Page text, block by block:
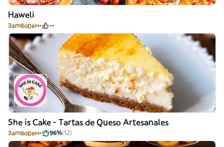
Haweli
Затворен --
She is Cake - Tartas de Queso Artesanales
Затворен 96%(12)